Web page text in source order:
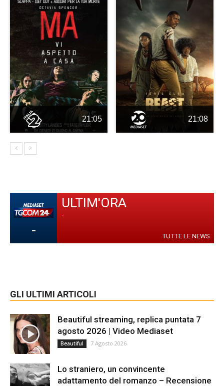
21:05 21:08
-
ULTIM'ORA
-
TUTTE LE NEWS
GLI ULTIMI ARTICOLI
Beautiful streaming, replica puntata 7
agosto 2026 | Video Mediaset
Beautiful 7 Agosto 2026
Lo straniero, un convincente
adattamento del romanzo – Recensione